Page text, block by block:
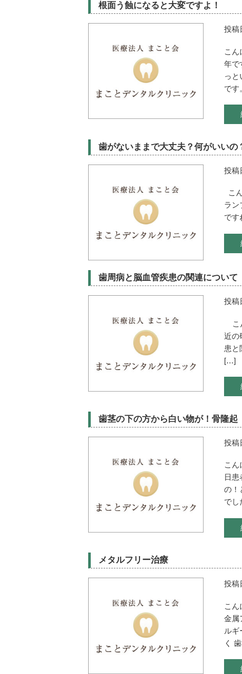
根面う蝕になると大変ですよ！
投稿
こん
年で
っと
です
歯がないままで大丈夫？何がいいの
投稿
こ
ラン
で
歯周病と脳血管疾患の関連について
投稿
こ
近の
患と
[…]
歯茎の下の方から白い物が！骨隆起
投稿
こん
日患
の！
でし
メタルフリー治療
投稿
こ
金属
ルギ
く